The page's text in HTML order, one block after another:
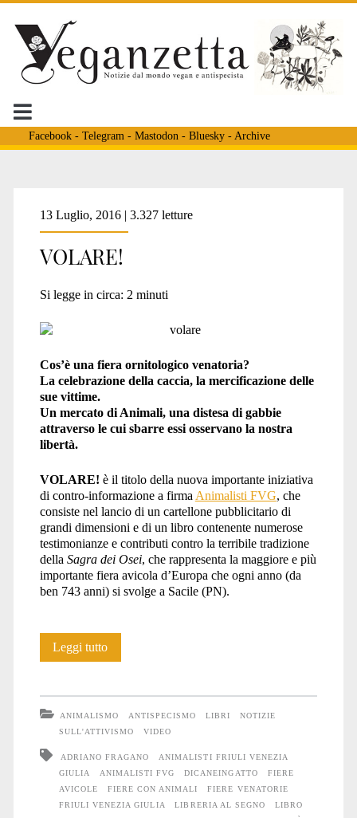
Facebook- Telegram - Mastodon - Bluesky- Archive
Tag:
<span>fiere
avicole</span>
13 Luglio, 2016 | 3.327 letture
VOLARE!
Si legge in circa: 2 minuti
Cos’è una fiera ornitologico venatoria?
La celebrazione della caccia, la mercificazione delle
sue vittime.
Un mercato di Animali, una distesa di gabbie
attraverso le cui sbarre essi osservano la nostra
libertà.
VOLARE! è il titolo della nuova importante iniziativa
di contro-informazione a firma Animalisti FVG, che
consiste nel lancio di un cartellone pubblicitario di
grandi dimensioni e di un libro contenente numerose
testimonianze e contributi contro la terribile tradizione
della Sagra dei Osei, che rappresenta la maggiore e più
importante fiera avicola d’Europa che ogni anno (da
ben 743 anni) si svolge a Sacile (PN).
Leggi tuttoVOLARE!
ANIMALISMO ANTISPECISMO LIBRI
NOTIZIE
SULL'ATTIVISMO
VIDEO
ADRIANO FRAGANO
ANIMALISTI FRIULI VENEZIA
GIULIA
ANIMALISTI FVG DICANEINGATTO
FIERE
AVICOLE
FIERE CON ANIMALI
FIERE VENATORIE
FRIULI VENEZIA GIULIA
LIBRERIA AL SEGNO
LIBRO